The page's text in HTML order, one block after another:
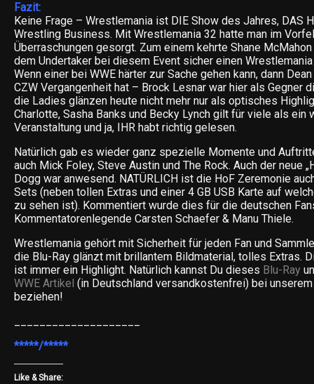
Fazit:
Keine Frage – Wrestlemania ist DIE Show des Jahres, DAS
Wrestling Business. Mit Wrestlemania 32 hatte man im
Überraschungen gesorgt. Zum einem kehrte Shane
dem Undertaker bei diesem Event sicher einen
Wenn einer bei WWE härter zur Sache gehen kann, dann
CZW Vergangenheit hat – Brock Lesnar war hier als Gegner
die Ladies glänzen heute nicht mehr nur als optisches
Charlotte, Sasha Banks und Becky Lynch gilt für viele als ein
Veranstaltung und ja, IHR habt richtig gelesen.
Natürlich gab es wieder ganz spezielle Momente und
auch Mick Foley, Steve Austin und The Rock. Auch der neue
Dogg war anwesend. NATÜRLICH ist die HoF Zeremonie
Sets (neben tollen Extras und einer 4 GB USB Karte auf
zu sehen ist). Kommentiert wurde dies für die deutschen
Kommentatorenlegende Carsten Schaefer & Manu Thiele.
Wrestlemania gehört mit Sicherheit für jeden Fan und
die Blu-Ray glänzt mit brillantem Bildmaterial, tolles Extras.
ist immer ein Highlight. Natürlich kannst Du dieses Blu-Ray
WWE Artikel (in Deutschland versandkostenfrei) bei
beziehen!
*****/*****
Like & Share: